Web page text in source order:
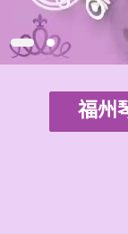
福州